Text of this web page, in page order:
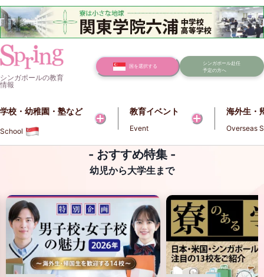
シンガポールの教育
情報
国を選択する
シンガポール赴任
予定の方へ
学校・幼稚園・塾など​​
School
教育イベント
Event
海外生・
Overseas
- おすすめ特集 -
幼児から大学生まで